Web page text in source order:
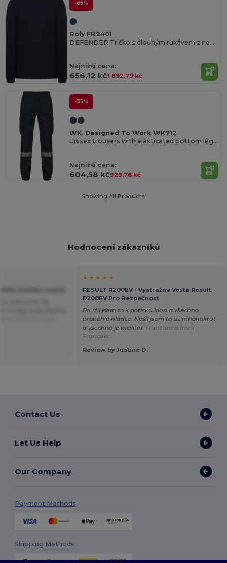
-65%
Roly FR9401
DEFENDER Tričko s dlouhým rukávem z nehořlavé látky
Najnižší cena:
656,12 kč1 892,79 kč
-35%
WK. Designed To Work WK712
Unisex trousers with elasticated bottom leg and reflective band
Najnižší cena:
604,58 kč929,76 kč
Showing All Products.
Hodnocení zákazníků
★ ★ ★ ★ ★
RESULT R200EV - Výstražná Vesta Result
R200EV Pro Bezpečnost
Použil jsem to k potisku loga a všechno
proběhlo hladce. Nosil jsem to už mnohokrát
a všechno je kvalitní. Translated from
Français
Review by Justine D.
Contact Us
Let Us Help
Our Company
Payment Methods
Shipping Methods